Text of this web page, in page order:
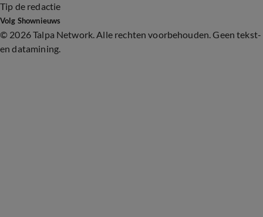
Tip de redactie
Volg Shownieuws
© 2026 Talpa Network. Alle rechten voorbehouden. Geen tekst-
en datamining.